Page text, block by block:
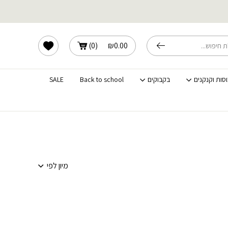
₪0.00
(
0
)
וקנקנים בקבוקים Back to school
SALE
מיון לפי